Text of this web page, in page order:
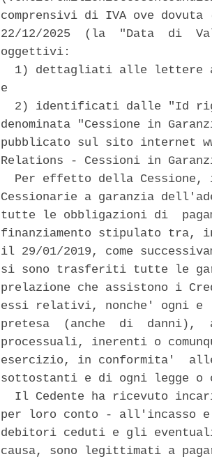
comprensivi di IVA ove
22/12/2025  (la  "Data  di
oggettivi:
1) dettagliati alle lettere
e
2) identificati dalle "Id
denominata "Cessione in
pubblicato sul sito internet
Relations - Cessioni in
Per effetto della Cessione,
Cessionarie a garanzia
tutte le obbligazioni di
finanziamento stipulato tra,
il 29/01/2019, come
si sono trasferiti tutte le
prelazione che assistono i
essi relativi, nonche' ogni
pretesa  (anche  di  danni),
processuali, inerenti o
esercizio, in conformita'
sottostanti e di ogni legge
Il Cedente ha ricevuto
per loro conto - all'incasso
debitori ceduti e gli
causa, sono legittimati a